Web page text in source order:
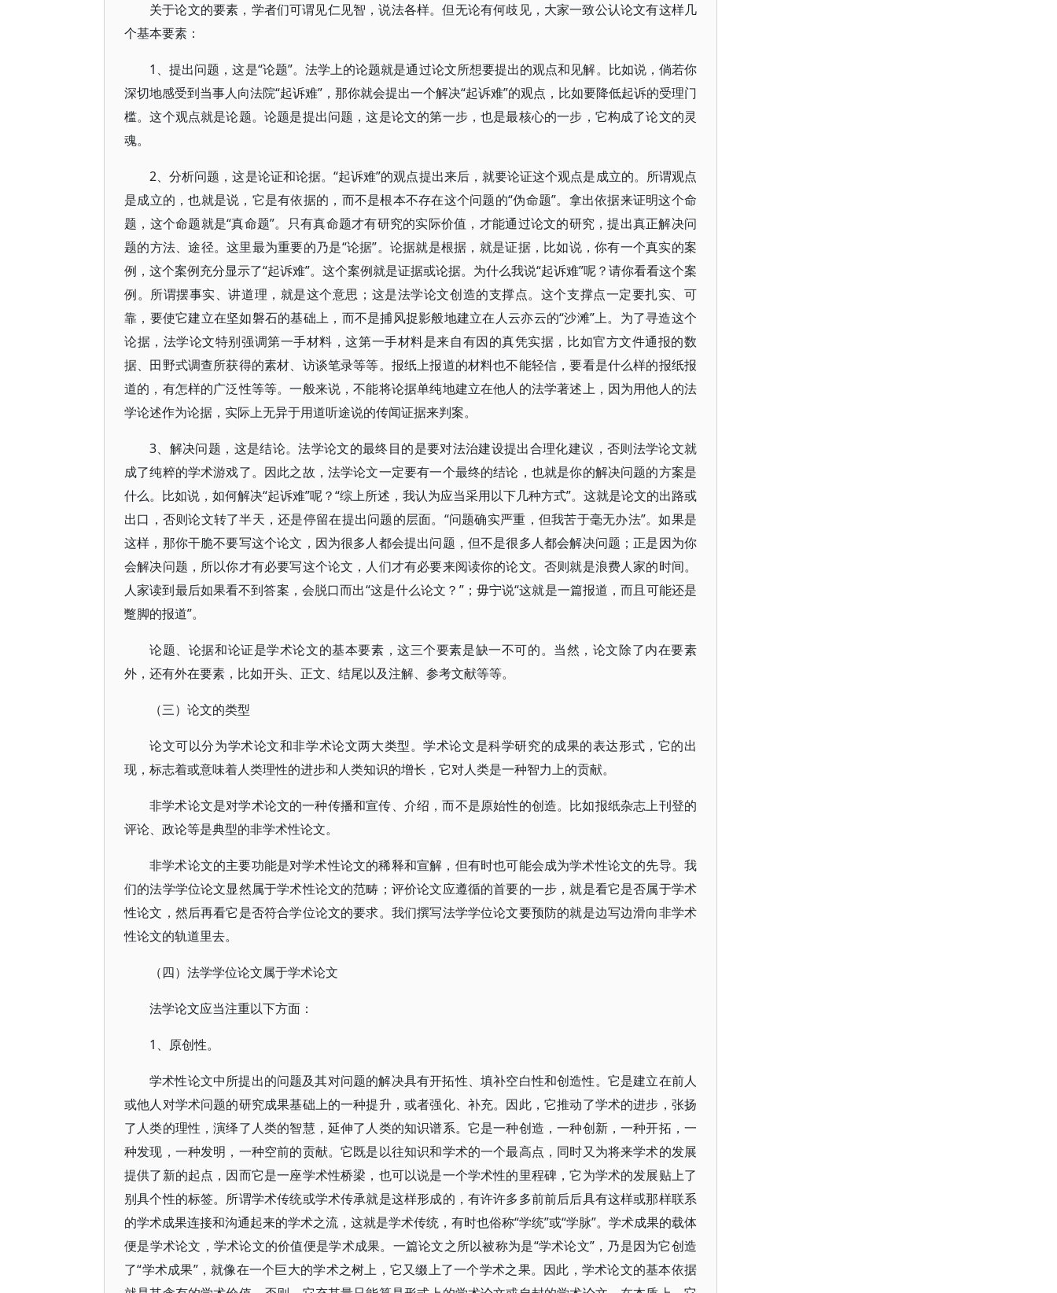
关于论文的要素，学者们可谓见仁见智，说法各样。但无论有何歧见，大家一致公认论文有这样几
个基本要素：
1、提出问题，这是“论题”。法学上的论题就是通过论文所想要提出的观点和见解。比如说，倘若你
深切地感受到当事人向法院“起诉难”，那你就会提出一个解决“起诉难”的观点，比如要降低起诉的受理门
槛。这个观点就是论题。论题是提出问题，这是论文的第一步，也是最核心的一步，它构成了论文的灵
魂。
2、分析问题，这是论证和论据。“起诉难”的观点提出来后，就要论证这个观点是成立的。所谓观点
是成立的，也就是说，它是有依据的，而不是根本不存在这个问题的“伪命题”。拿出依据来证明这个命
题，这个命题就是“真命题”。只有真命题才有研究的实际价值，才能通过论文的研究，提出真正解决问
题的方法、途径。这里最为重要的乃是“论据”。论据就是根据，就是证据，比如说，你有一个真实的案
例，这个案例充分显示了“起诉难”。这个案例就是证据或论据。为什么我说“起诉难”呢？请你看看这个案
例。所谓摆事实、讲道理，就是这个意思；这是法学论文创造的支撑点。这个支撑点一定要扎实、可
靠，要使它建立在坚如磐石的基础上，而不是捕风捉影般地建立在人云亦云的“沙滩”上。为了寻造这个
论据，法学论文特别强调第一手材料，这第一手材料是来自有因的真凭实据，比如官方文件通报的数
据、田野式调查所获得的素材、访谈笔录等等。报纸上报道的材料也不能轻信，要看是什么样的报纸报
道的，有怎样的广泛性等等。一般来说，不能将论据单纯地建立在他人的法学著述上，因为用他人的法
学论述作为论据，实际上无异于用道听途说的传闻证据来判案。
3、解决问题，这是结论。法学论文的最终目的是要对法治建设提出合理化建议，否则法学论文就
成了纯粹的学术游戏了。因此之故，法学论文一定要有一个最终的结论，也就是你的解决问题的方案是
什么。比如说，如何解决“起诉难”呢？“综上所述，我认为应当采用以下几种方式”。这就是论文的出路或
出口，否则论文转了半天，还是停留在提出问题的层面。“问题确实严重，但我苦于毫无办法”。如果是
这样，那你干脆不要写这个论文，因为很多人都会提出问题，但不是很多人都会解决问题；正是因为你
会解决问题，所以你才有必要写这个论文，人们才有必要来阅读你的论文。否则就是浪费人家的时间。
人家读到最后如果看不到答案，会脱口而出“这是什么论文？”；毋宁说“这就是一篇报道，而且可能还是
蹩脚的报道”。
论题、论据和论证是学术论文的基本要素，这三个要素是缺一不可的。当然，论文除了内在要素
外，还有外在要素，比如开头、正文、结尾以及注解、参考文献等等。
（三）论文的类型
论文可以分为学术论文和非学术论文两大类型。学术论文是科学研究的成果的表达形式，它的出
现，标志着或意味着人类理性的进步和人类知识的增长，它对人类是一种智力上的贡献。
非学术论文是对学术论文的一种传播和宣传、介绍，而不是原始性的创造。比如报纸杂志上刊登的
评论、政论等是典型的非学术性论文。
非学术论文的主要功能是对学术性论文的稀释和宣解，但有时也可能会成为学术性论文的先导。我
们的法学学位论文显然属于学术性论文的范畴；评价论文应遵循的首要的一步，就是看它是否属于学术
性论文，然后再看它是否符合学位论文的要求。我们撰写法学学位论文要预防的就是边写边滑向非学术
性论文的轨道里去。
（四）法学学位论文属于学术论文
法学论文应当注重以下方面：
1、原创性。
学术性论文中所提出的问题及其对问题的解决具有开拓性、填补空白性和创造性。它是建立在前人
或他人对学术问题的研究成果基础上的一种提升，或者强化、补充。因此，它推动了学术的进步，张扬
了人类的理性，演绎了人类的智慧，延伸了人类的知识谱系。它是一种创造，一种创新，一种开拓，一
种发现，一种发明，一种空前的贡献。它既是以往知识和学术的一个最高点，同时又为将来学术的发展
提供了新的起点，因而它是一座学术性桥梁，也可以说是一个学术性的里程碑，它为学术的发展贴上了
别具个性的标签。所谓学术传统或学术传承就是这样形成的，有许许多多前前后后具有这样或那样联系
的学术成果连接和沟通起来的学术之流，这就是学术传统，有时也俗称“学统”或“学脉”。学术成果的载体
便是学术论文，学术论文的价值便是学术成果。一篇论文之所以被称为是“学术论文”，乃是因为它创造
了“学术成果”，就像在一个巨大的学术之树上，它又缀上了一个学术之果。因此，学术论文的基本依据